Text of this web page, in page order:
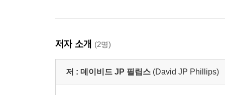
저자 소개 (2명)
저 : 데이비드 JP 필립스 (David JP Phillips)